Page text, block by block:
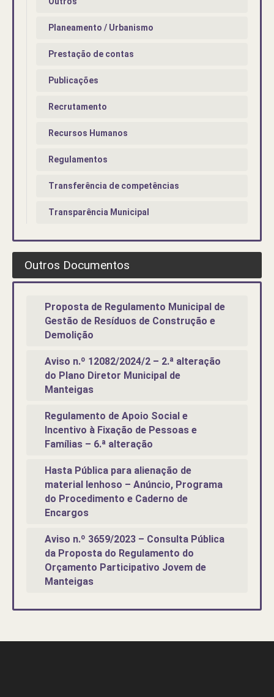
Planeamento / Urbanismo
Prestação de contas
Publicações
Recrutamento
Recursos Humanos
Regulamentos
Transferência de competências
Transparência Municipal
Outros Documentos
Proposta de Regulamento Municipal de
Gestão de Resíduos de Construção e
Demolição
Aviso n.º 12082/2024/2 – 2.ª alteração
do Plano Diretor Municipal de
Manteigas
Regulamento de Apoio Social e
Incentivo à Fixação de Pessoas e
Famílias – 6.ª alteração
Hasta Pública para alienação de
material lenhoso – Anúncio, Programa
do Procedimento e Caderno de
Encargos
Aviso n.º 3659/2023 – Consulta Pública
da Proposta do Regulamento do
Orçamento Participativo Jovem de
Manteigas